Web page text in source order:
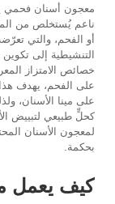
معجون أسنان فحمي
ناعم يُستخلص من
أو الفحم، والتي
التنشيطية إلى تكوين
خصائص الامتزاز
على الفحم، يهدف
على مينا الأسنان،
كحلٍّ طبيعي لتبييض
لمعجون الأسنان
بحكمة.
كيف يعمل